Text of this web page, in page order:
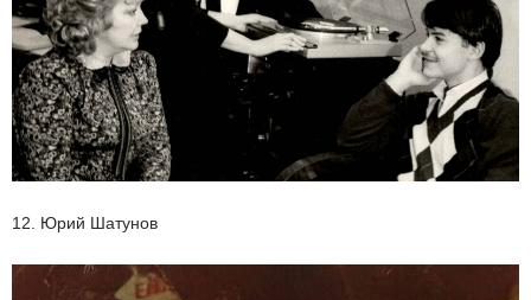
12. Юрий Шатунов